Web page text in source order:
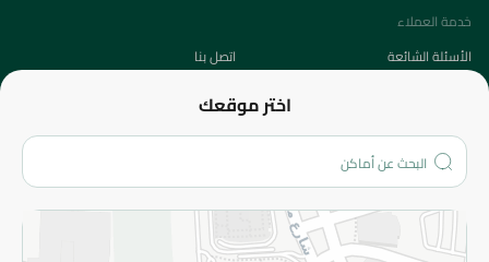
اختر موقعك
خدمة العملاء
الأسئلة الشائعة
اتصل بنا
من نحن؟
الفروع
المزيد
الاسترجاع
سياسة الاستخدام
سياسة الخصوصية